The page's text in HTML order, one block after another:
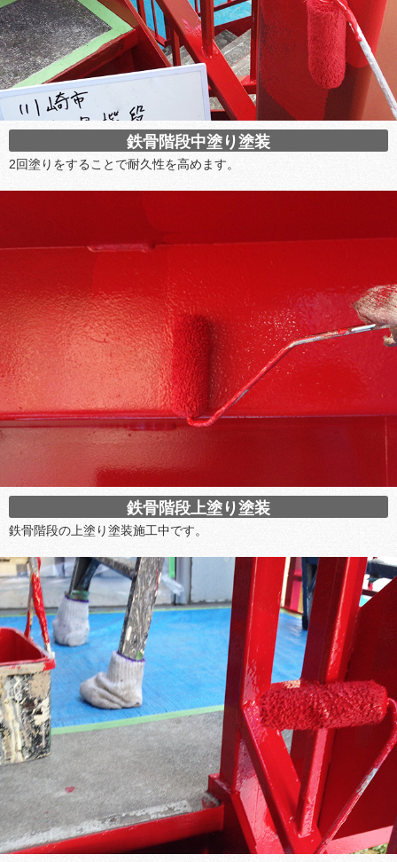
鉄骨階段中塗り塗装
2回塗りをすることで耐久性を高めます。
鉄骨階段上塗り塗装
鉄骨階段の上塗り塗装施工中です。